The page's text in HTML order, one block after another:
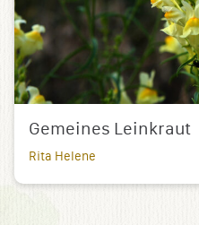
Gemeines Leinkraut
Rita Helene